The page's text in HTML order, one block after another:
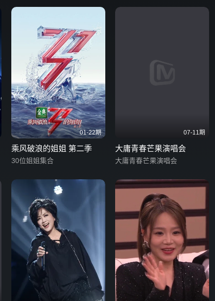
01-22期
乘风破浪的姐姐 第二季
30位姐姐集合
07-11期
大庸青春芒果演唱会
大庸青春芒果演唱会